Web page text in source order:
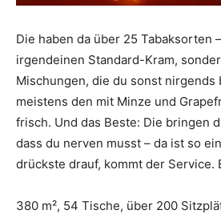
Die haben da über 25 Tabaksorten
irgendeinen Standard-Kram,
Mischungen, die du sonst nirgends
meistens den mit Minze und
frisch. Und das Beste: Die bringen
dass du nerven musst – da ist so
drückste drauf, kommt der Service.
380 m², 54 Tische, über 200